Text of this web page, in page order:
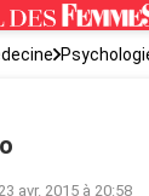
avr. 2015 à 20:58